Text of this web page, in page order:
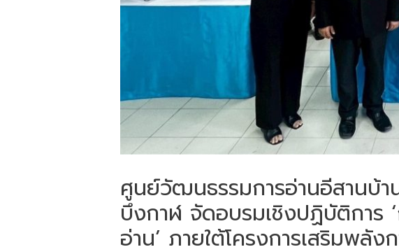
ศูนย์วัฒนธรรมการอ่านอีสานบ้
บึงกาฬ จัดอบรมเชิงปฏิบัติการ ‘
อ่าน’ ภายใต้โครงการเสริมพลั